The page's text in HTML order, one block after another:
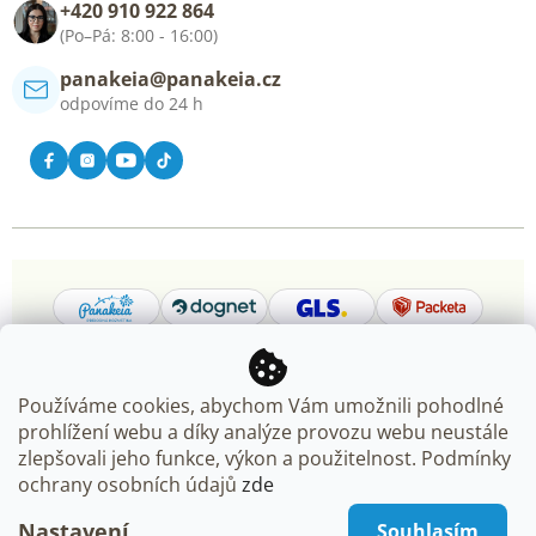
Používáme cookies, abychom Vám umožnili pohodlné
prohlížení webu a díky analýze provozu webu neustále
zlepšovali jeho funkce, výkon a použitelnost. Podmínky
ochrany osobních údajů zde
Kontakt
+420 910 922 864
(Po–Pá: 8:00 - 16:00)
panakeia@panakeia.cz
odpovíme do 24 h
Copyright 2026Panakeia.cz. Všechna práva vyhrazena.
Upravit nastavení cookies